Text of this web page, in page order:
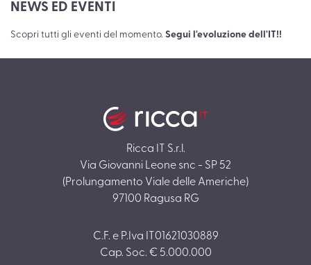
NEWS ED EVENTI
Scopri tutti gli eventi del momento. Segui l'evoluzione dell'IT!!
Ricca IT S.r.l.
Via Giovanni Leone snc - SP 52
(Prolungamento Viale delle Americhe)
97100 Ragusa RG
C.F. e P.Iva IT01621030889
Cap. Soc. € 5.000.000